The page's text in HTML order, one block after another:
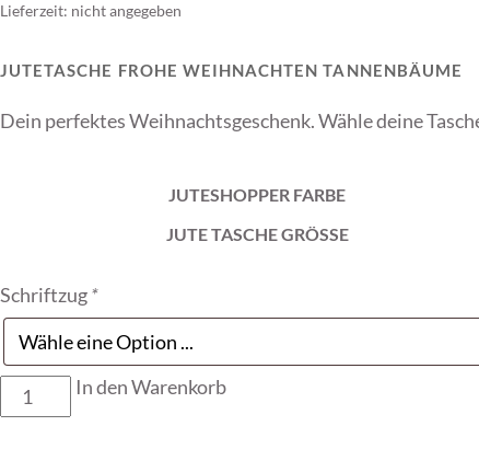
Lieferzeit: nicht angegeben
JUTETASCHE FROHE WEIHNACHTEN TANNENBÄUME
Dein perfektes Weihnachtsgeschenk. Wähle deine
JUTESHOPPER FARBE
JUTE TASCHE GRÖSSE
Schriftzug*
JutetascheIn den Warenkorb